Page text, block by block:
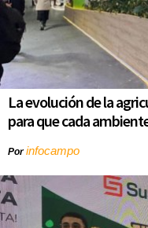
La evolución de la
para que cada
Porinfocampo